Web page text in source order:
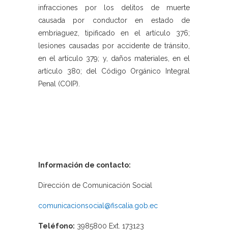
infracciones por los delitos de muerte
causada por conductor en estado de
embriaguez, tipificado en el artículo 376;
lesiones causadas por accidente de tránsito,
en el artículo 379; y, daños materiales, en el
artículo 380; del Código Orgánico Integral
Penal (COIP).
Información de contacto:
Dirección de Comunicación Social
comunicacionsocial@fiscalia.gob.ec
Teléfono: 3985800 Ext. 173123